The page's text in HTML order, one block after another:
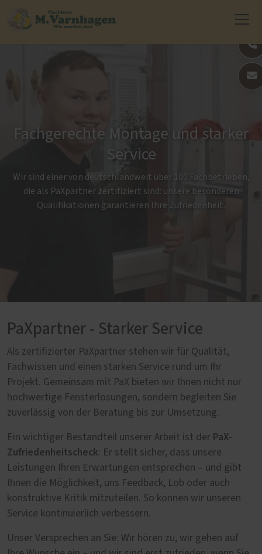
Fachgerechte Montage und starker
Service
Wir sind einer von deutschlandweit über 100 Fachbetrieben,
die als PaXpartner zertifiziert sind: unsere besonderen
Qualifikationen garantieren Ihre Zufriedenheit.
PaXpartner - Starker Service
Als zertifizierter PaXpartner stehen wir für Qualität,
Fachwissen und einen starken Service rund um Ihr
Projekt. Gemeinsam mit PaX bieten wir Ihnen nicht nur
hochwertige Fensterlösungen, sondern begleiten Sie
zuverlässig von der Beratung bis zur Umsetzung.
Ein wichtiger Bestandteil unserer Arbeit ist der PaX-
Zufriedenheitscheck: Er stellt sicher, dass unsere
Leistungen Ihren Erwartungen entsprechen – und gibt
Ihnen die Möglichkeit, uns Feedback, Lob oder auch
konstruktive Kritik mitzuteilen. So können wir unseren
Service kontinuierlich verbessern.
Unser Versprechen an Sie: Wir hören zu, wir gehen auf